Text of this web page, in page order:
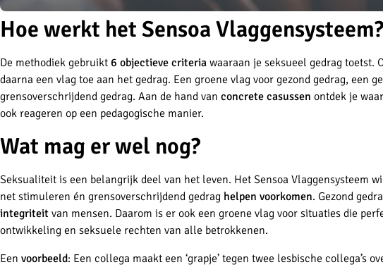
Hoe werkt het Sensoa Vlaggensysteem?
De methodiek gebruikt 6 objectieve criteria waaraan je seksueel gedrag toetst.
daarna een vlag toe aan het gedrag. Een groene vlag voor gezond gedrag, een
grensoverschrijdend gedrag. Aan de hand van concrete casussen ontdek je
ook reageren op een pedagogische manier.
Wat mag er wel nog?
Seksualiteit is een belangrijk deel van het leven. Het Sensoa Vlaggensysteem
net stimuleren én grensoverschrijdend gedrag helpen voorkomen. Gezond
integriteit van mensen. Daarom is er ook een groene vlag voor situaties die
ontwikkeling en seksuele rechten van alle betrokkenen.
Een voorbeeld: Een collega maakt een ‘grapje’ tegen twee lesbische collega’s